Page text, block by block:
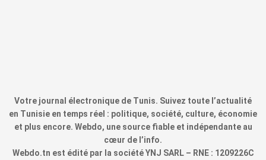
Votre journal électronique de Tunis. Suivez toute l’actualité
en Tunisie en temps réel : politique, société, culture, économie
et plus encore. Webdo, une source fiable et indépendante au
cœur de l’info.
Webdo.tn est édité par la société YNJ SARL – RNE : 1209226C